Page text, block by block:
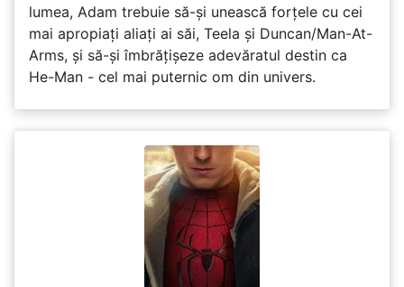
lumea, Adam trebuie să-și unească forțele cu cei
mai apropiați aliați ai săi, Teela și Duncan/Man-At-
Arms, și să-și îmbrățișeze adevăratul destin ca
He-Man - cel mai puternic om din univers.